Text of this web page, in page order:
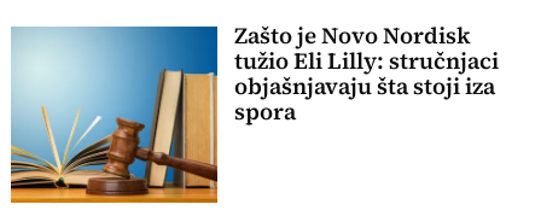
Zašto je Novo Nordisk
tužio Eli Lilly: stručnjaci
objašnjavaju šta stoji iza
spora